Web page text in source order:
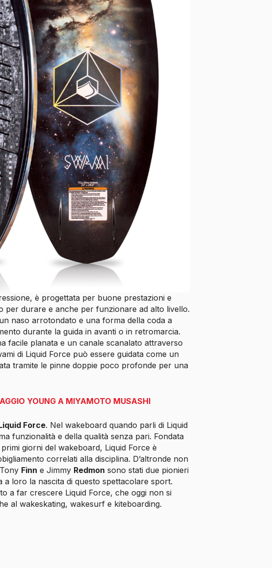
è progettata per buone prestazioni e
per durare e anche per funzionare ad alto livello.
naso arrotondato e una forma della coda a
durante la guida in avanti o in retromarcia.
facile planata e un canale scanalato attraverso
di Liquid Force può essere guidata come un
tramite le pinne doppie poco profonde per una
YOUNG A MIYAMOTO MUSASHI
Force. Nel wakeboard quando parli di Liquid
funzionalità e della qualità senza pari. Fondata
giorni del wakeboard, Liquid Force è
correlati alla disciplina. D’altronde non
Finn e Jimmy Redmon sono stati due pionieri
loro la nascita di questo spettacolare sport.
a far crescere Liquid Force, che oggi non si
al wakeskating, wakesurf e kiteboarding.